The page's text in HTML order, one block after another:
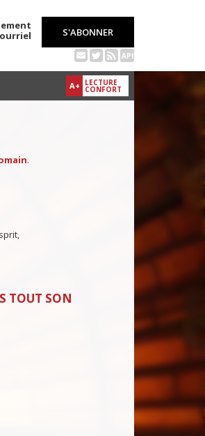
S'ABONNER
API
A+ LECTURE
CONFORT
.
TOUT SON